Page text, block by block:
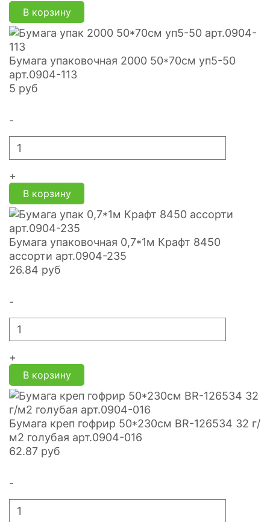
В корзину
Бумага упаковочная 2000 50*70см уп5-50
арт.0904-113
5 руб
-
+
В корзину
Бумага упаковочная 0,7*1м Крафт 8450
ассорти арт.0904-235
26.84 руб
-
+
В корзину
Бумага креп гофрир 50*230см BR-126534 32 г/
м2 голубая арт.0904-016
62.87 руб
-